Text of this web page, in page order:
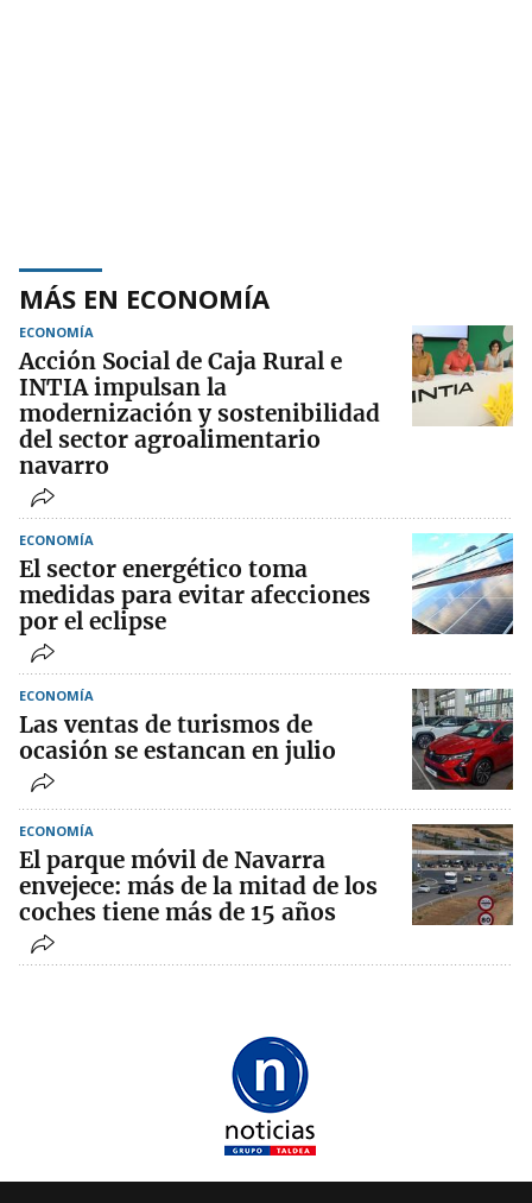
MÁS EN ECONOMÍA
ECONOMÍA
Acción Social de Caja Rural e
INTIA impulsan la
modernización y sostenibilidad
del sector agroalimentario
navarro
ECONOMÍA
El sector energético toma
medidas para evitar afecciones
por el eclipse
ECONOMÍA
Las ventas de turismos de
ocasión se estancan en julio
ECONOMÍA
El parque móvil de Navarra
envejece: más de la mitad de los
coches tiene más de 15 años